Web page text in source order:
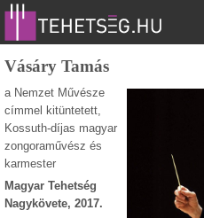
Vásáry Tamás
a Nemzet Művésze
címmel kitüntetett,
Kossuth-díjas magyar
zongoraművész és
karmester
Magyar Tehetség
Nagykövete, 2017.